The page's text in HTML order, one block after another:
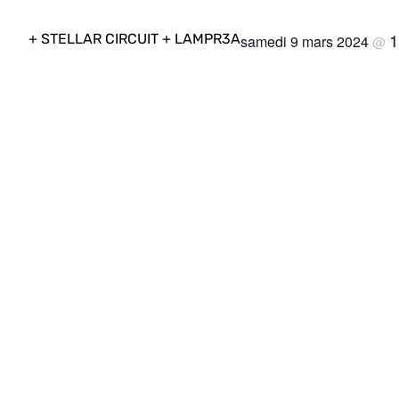
+ STELLAR CIRCUIT + LAMPR3Asamedi 9 mars 2024@